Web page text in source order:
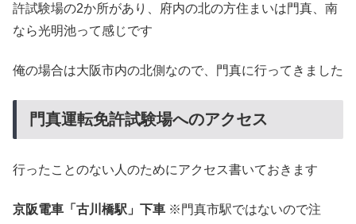
許試験場の2か所があり、府内の北の方住まいは門真、南
なら光明池って感じです
俺の場合は大阪市内の北側なので、門真に行ってきました
門真運転免許試験場へのアクセス
行ったことのない人のためにアクセス書いておきます
京阪電車「古川橋駅」下車 ※門真市駅ではないので注